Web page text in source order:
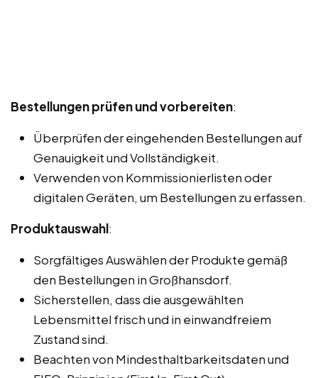
Bestellungen prüfen und vorbereiten:
Überprüfen der eingehenden Bestellungen auf
Genauigkeit und Vollständigkeit.
Verwenden von Kommissionierlisten oder
digitalen Geräten, um Bestellungen zu erfassen.
Produktauswahl:
Sorgfältiges Auswählen der Produkte gemäß
den Bestellungen in Großhansdorf.
Sicherstellen, dass die ausgewählten
Lebensmittel frisch und in einwandfreiem
Zustand sind.
Beachten von Mindesthaltbarkeitsdaten und